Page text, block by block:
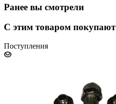
Ранее вы смотрели
С этим товаром покупают
Поступления